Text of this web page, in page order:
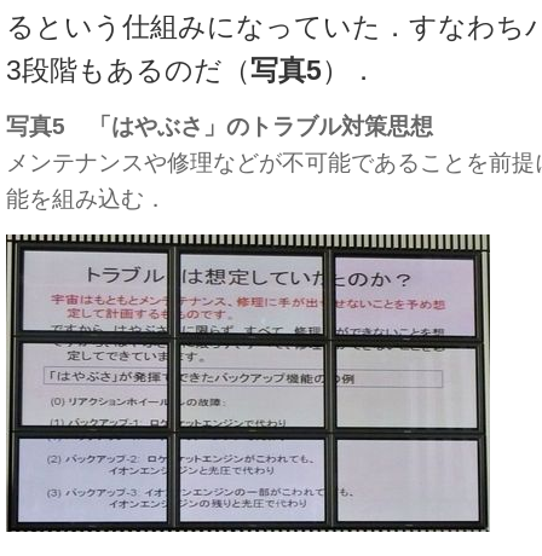
るという仕組みになっていた．すなわち
3段階もあるのだ（写真5）．
写真5 「はやぶさ」のトラブル対策思想
メンテナンスや修理などが不可能であることを前
能を組み込む．